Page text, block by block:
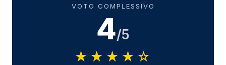
VOTO COMPLESSIVO
4/5
★★★★☆